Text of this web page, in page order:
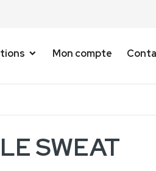
Mon compte
LE SWEAT